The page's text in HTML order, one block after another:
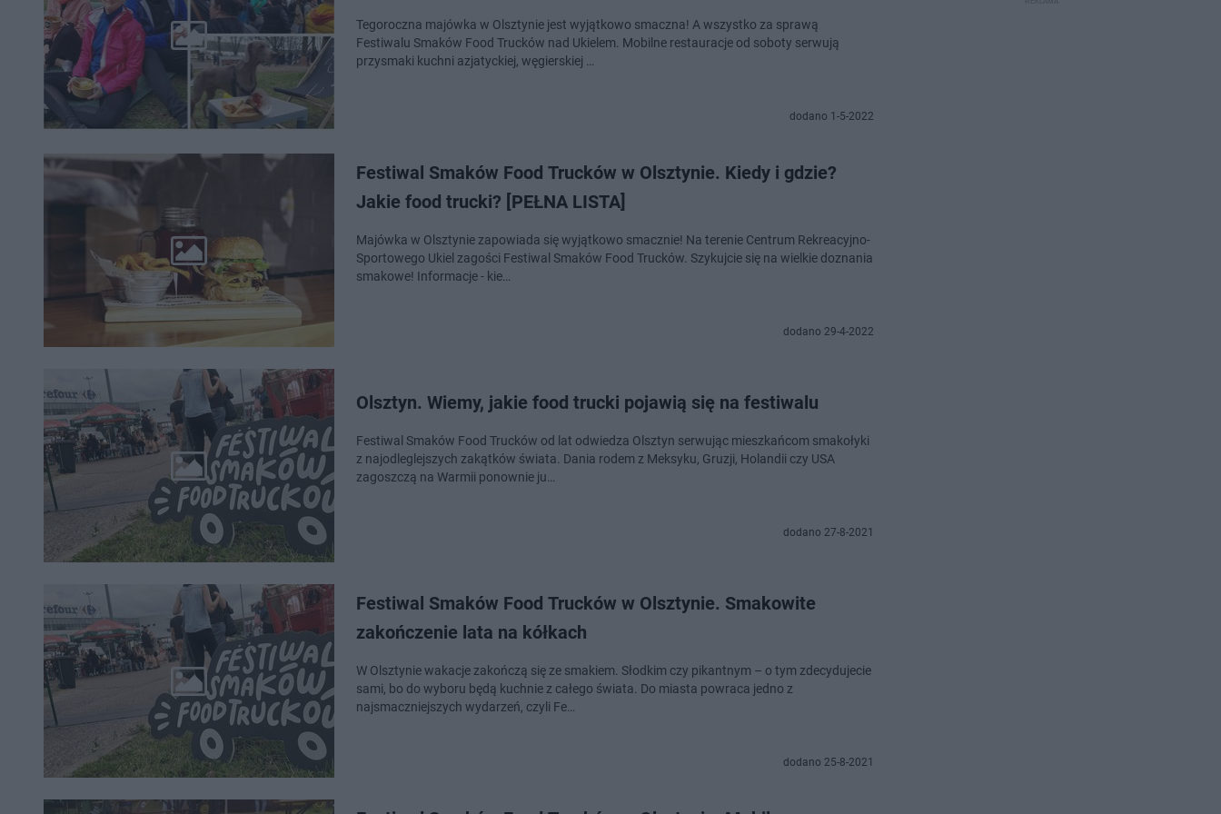
Tegoroczna majówka w Olsztynie jest wyjątkowo smaczna! A wszystko za sprawą
Festiwalu Smaków Food Trucków nad Ukielem. Mobilne restauracje od soboty serwują
przysmaki kuchni azjatyckiej, węgierskiej …
dodano 1-5-2022
Festiwal Smaków Food Trucków w Olsztynie. Kiedy i gdzie?
Jakie food trucki? [PEŁNA LISTA]
Majówka w Olsztynie zapowiada się wyjątkowo smacznie! Na terenie Centrum Rekreacyjno-
Sportowego Ukiel zagości Festiwal Smaków Food Trucków. Szykujcie się na wielkie doznania
smakowe! Informacje - kie…
dodano 29-4-2022
Olsztyn. Wiemy, jakie food trucki pojawią się na festiwalu
Festiwal Smaków Food Trucków od lat odwiedza Olsztyn serwując mieszkańcom smakołyki
z najodleglejszych zakątków świata. Dania rodem z Meksyku, Gruzji, Holandii czy USA
zagoszczą na Warmii ponownie ju…
dodano 27-8-2021
Festiwal Smaków Food Trucków w Olsztynie. Smakowite
zakończenie lata na kółkach
W Olsztynie wakacje zakończą się ze smakiem. Słodkim czy pikantnym – o tym zdecydujecie
sami, bo do wyboru będą kuchnie z całego świata. Do miasta powraca jedno z
najsmaczniejszych wydarzeń, czyli Fe…
dodano 25-8-2021